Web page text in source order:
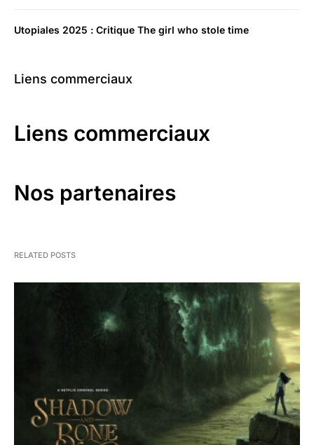
Utopiales 2025 : Critique The girl who stole time
Liens commerciaux
Liens commerciaux
Nos partenaires
RELATED POSTS